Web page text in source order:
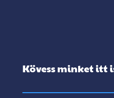
Kövess minket itt